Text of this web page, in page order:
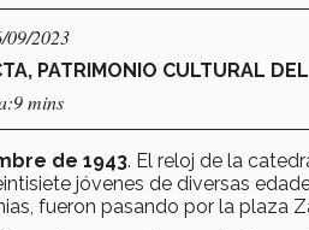
09/2023
PATRIMONIO CULTURAL
mins
de 1943. El reloj de la
jóvenes de diversas
fueron pasando por la plaza